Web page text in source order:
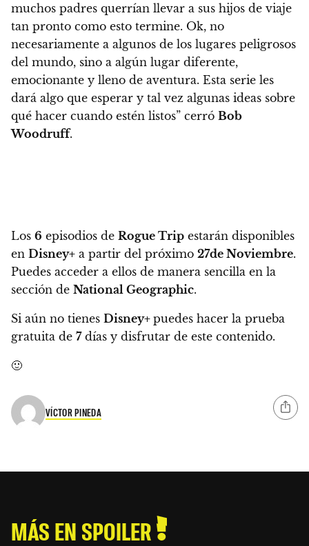
muchos padres querrían llevar a sus hijos de viaje
tan pronto como esto termine. Ok, no
necesariamente a algunos de los lugares peligrosos
del mundo, sino a algún lugar diferente,
emocionante y lleno de aventura. Esta serie les
dará algo que esperar y tal vez algunas ideas sobre
qué hacer cuando estén listos” cerró Bob
Woodruff.
Los 6 episodios de Rogue Trip estarán disponibles
en Disney+ a partir del próximo 27de Noviembre.
Puedes acceder a ellos de manera sencilla en la
sección de National Geographic.
Si aún no tienes Disney+ puedes hacer la prueba
gratuita de 7días y disfrutar de este contenido.
🙂
VÍCTOR PINEDA
MÁS EN SPOILER